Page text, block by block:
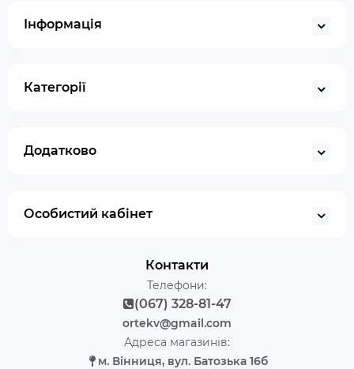
Інформація
Категорії
Додатково
Особистий кабінет
Контакти
Телефони:
(067) 328-81-47
ortekv@gmail.com
Адреса магазинів:
м. Вінниця, вул. Батозька 16б